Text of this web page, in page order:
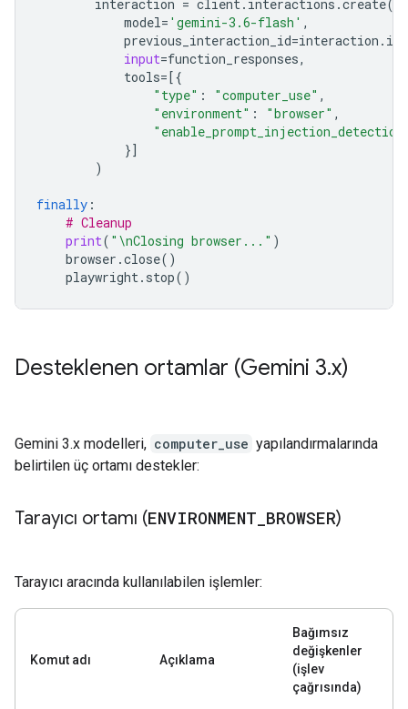
interaction = client. interactions .create(
model= 'gemini-3.6-flash' ,
previous_interaction_id=interaction . id
input=function_responses,
tools=[{
"type" : "computer_use" ,
"environment" : "browser" ,
}]
)
finally :
# Cleanup
print( " \nClosing browser..." )
browser .close()
playwright. stop()
Desteklenen ortamlar (Gemini 3.x)
Gemini 3.x modelleri, computer_use yapılandırmalarında
belirtilen üç ortamı destekler:
Tarayıcı ortamı (ENVIRONMENT BROWSER)
Tarayıcı aracında kullanılabilen işlemler:
Komut adı Açıklama
Bağımsız
değişkenler
(işlev
çağrısında)